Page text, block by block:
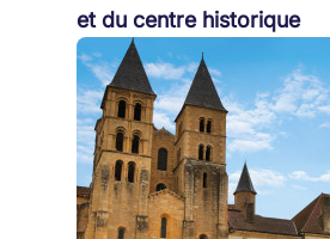
et du centre historique